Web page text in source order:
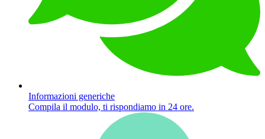
Informazioni generiche
Compila il modulo, ti rispondiamo in 24 ore.